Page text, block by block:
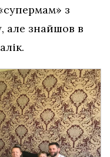
з
але знайшов в